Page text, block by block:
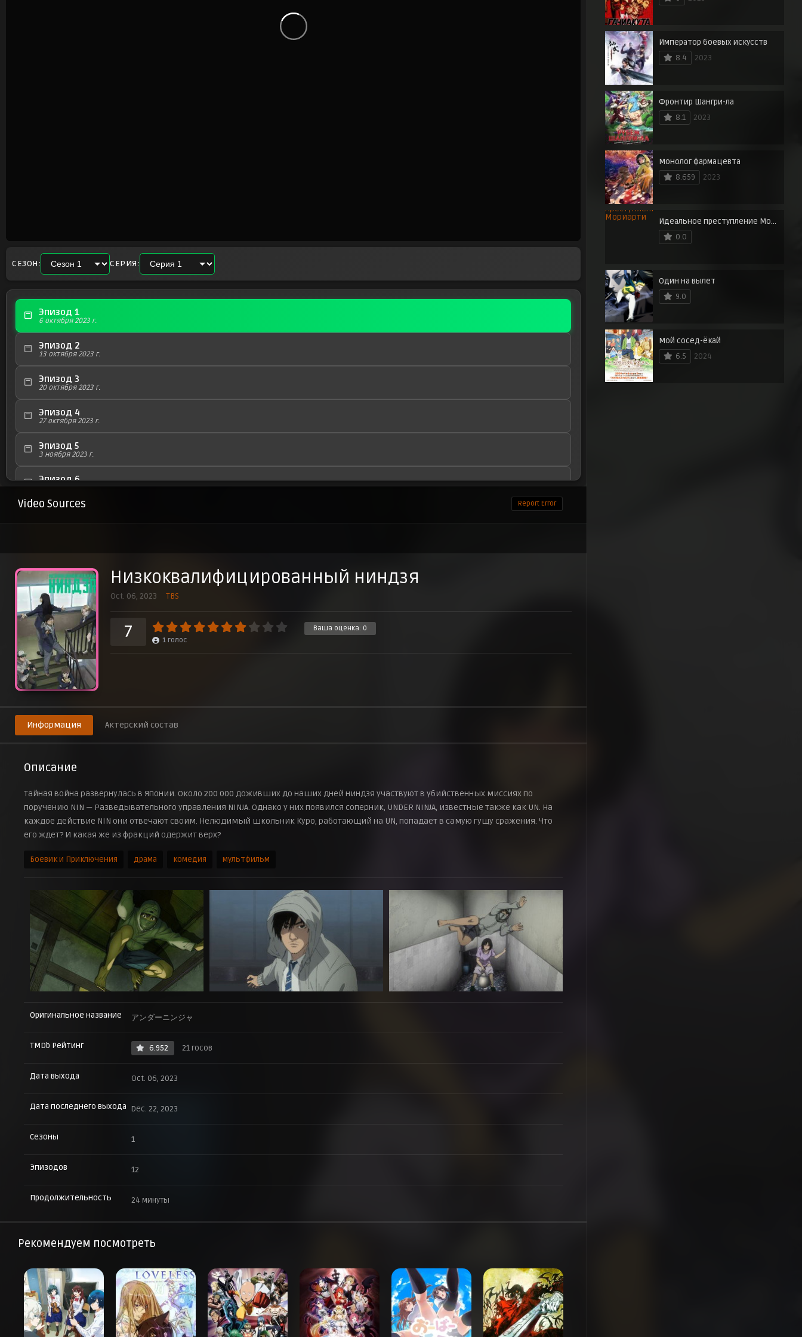
СЕЗОН: СЕРИЯ:
Эпизод 1
6 октября 2023 г.
Эпизод 2
13 октября 2023 г.
Эпизод 3
20 октября 2023 г.
Эпизод 4
27 октября 2023 г.
Эпизод 5
3 ноября 2023 г.
Эпизод 6
Эпизод 9
1 декабря 2023 г.
Эпизод 10
8 декабря 2023 г.
Эпизод 11
15 декабря 2023 г.
Эпизод 12
22 декабря 2023 г.
Video Sources Report Error
Низкоквалифицированный ниндзя
Oct. 06, 2023 TBS
Ваша оценка: 0
7 1 голос
Информация Актерский состав
Описание
Тайная война развернулась в Японии. Около 200 000 доживших до наших дней ниндзя участвуют в убийственных миссиях по
поручению NIN — Разведывательного управления NINJA. Однако у них появился соперник, UNDER NINJA, известные также как UN. На
каждое действие NIN они отвечают своим. Нелюдимый школьник Куро, работающий на UN, попадает в самую гущу сражения. Что
его ждет? И какая же из фракций одержит верх?
Боевик и Приключения драма комедия мультфильм
Оригинальное название アンダーニンジャ
TMDb Рейтинг 6.952 21 госов
Дата выхода Oct. 06, 2023
Дата последнего выхода Dec. 22, 2023
Сезоны 1
Эпизодов 12
Продолжительность 24 минуты
Рекомендуем посмотреть
Император боевых искусств
8.4
2023
Фронтир Шангри-ла
8.1
2023
Монолог фармацевта
8.659
2023
Идеальное преступление Мориарти
0.0
Один на вылет
9.0
Мой сосед-ёкай
6.5
2024